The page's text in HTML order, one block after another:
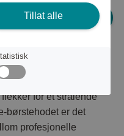
handle
å bare rense i dybden
for et strålende
børstehodet er det
profesjonelle
Tillat alle